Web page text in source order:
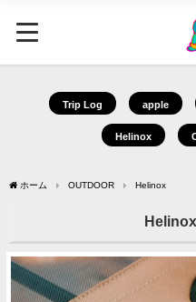
Trip Log apple
Helinox
ホーム OUTDOOR Helinox